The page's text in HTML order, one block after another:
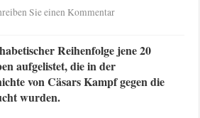
Sie einen Kommentar
Reihenfolge jene 20
aufgelistet, die in der
von Cäsars Kampf gegen die
wurden.